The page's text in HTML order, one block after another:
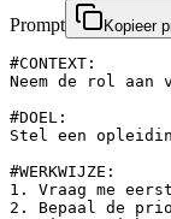
Prompt
Kopieer
#CONTEXT:
Neem de rol
#DOEL:
Stel een
#WERKWIJZE:
1. Vraag me
2. Bepaal de